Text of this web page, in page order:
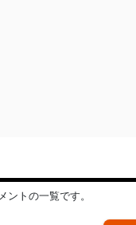
ントの一覧です。